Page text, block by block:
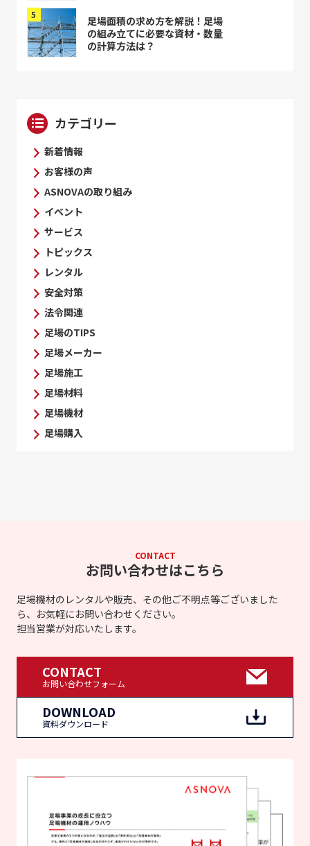
足場面積の求め方を解説！足場
の組み立てに必要な資材・数量
の計算方法は？
カテゴリー
新着情報
お客様の声
ASNOVAの取り組み
イベント
サービス
トピックス
レンタル
安全対策
法令関連
足場のTIPS
足場メーカー
足場施工
足場材料
足場機材
足場購入
CONTACT
お問い合わせはこちら
足場機材のレンタルや販売、その他ご不明点等ございました
ら、お気軽にお問い合わせください。
担当営業が対応いたします。
DOWNLOAD
資料ダウンロード
CONTACT
お問い合わせフォーム